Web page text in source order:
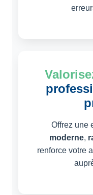
Offrez une
moderne,
renforce votre